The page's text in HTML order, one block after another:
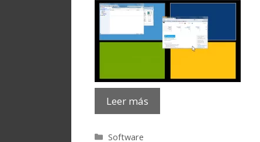
Leer más
Categorías
Software